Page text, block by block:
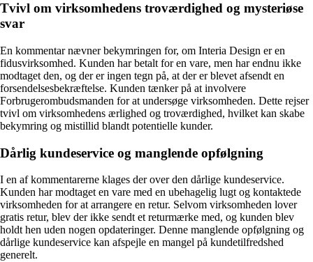
Tvivl om virksomhedens troværdighed og mysteriøse
svar
En kommentar nævner bekymringen for, om Interia Design er en
fidusvirksomhed. Kunden har betalt for en vare, men har endnu ikke
modtaget den, og der er ingen tegn på, at der er blevet afsendt en
forsendelsesbekræftelse. Kunden tænker på at involvere
Forbrugerombudsmanden for at undersøge virksomheden. Dette rejser
tvivl om virksomhedens ærlighed og troværdighed, hvilket kan skabe
bekymring og mistillid blandt potentielle kunder.
Dårlig kundeservice og manglende opfølgning
I en af kommentarerne klages der over den dårlige kundeservice.
Kunden har modtaget en vare med en ubehagelig lugt og kontaktede
virksomheden for at arrangere en retur. Selvom virksomheden lover
gratis retur, blev der ikke sendt et returmærke med, og kunden blev
holdt hen uden nogen opdateringer. Denne manglende opfølgning og
dårlige kundeservice kan afspejle en mangel på kundetilfredshed
generelt.